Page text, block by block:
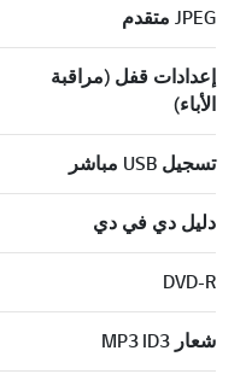
JPEG متقدم
إعدادات قفل (مراقبة
الأباء)
تسجيل USB مباشر
دليل دي في دي
DVD-R
شعار MP3 ID3